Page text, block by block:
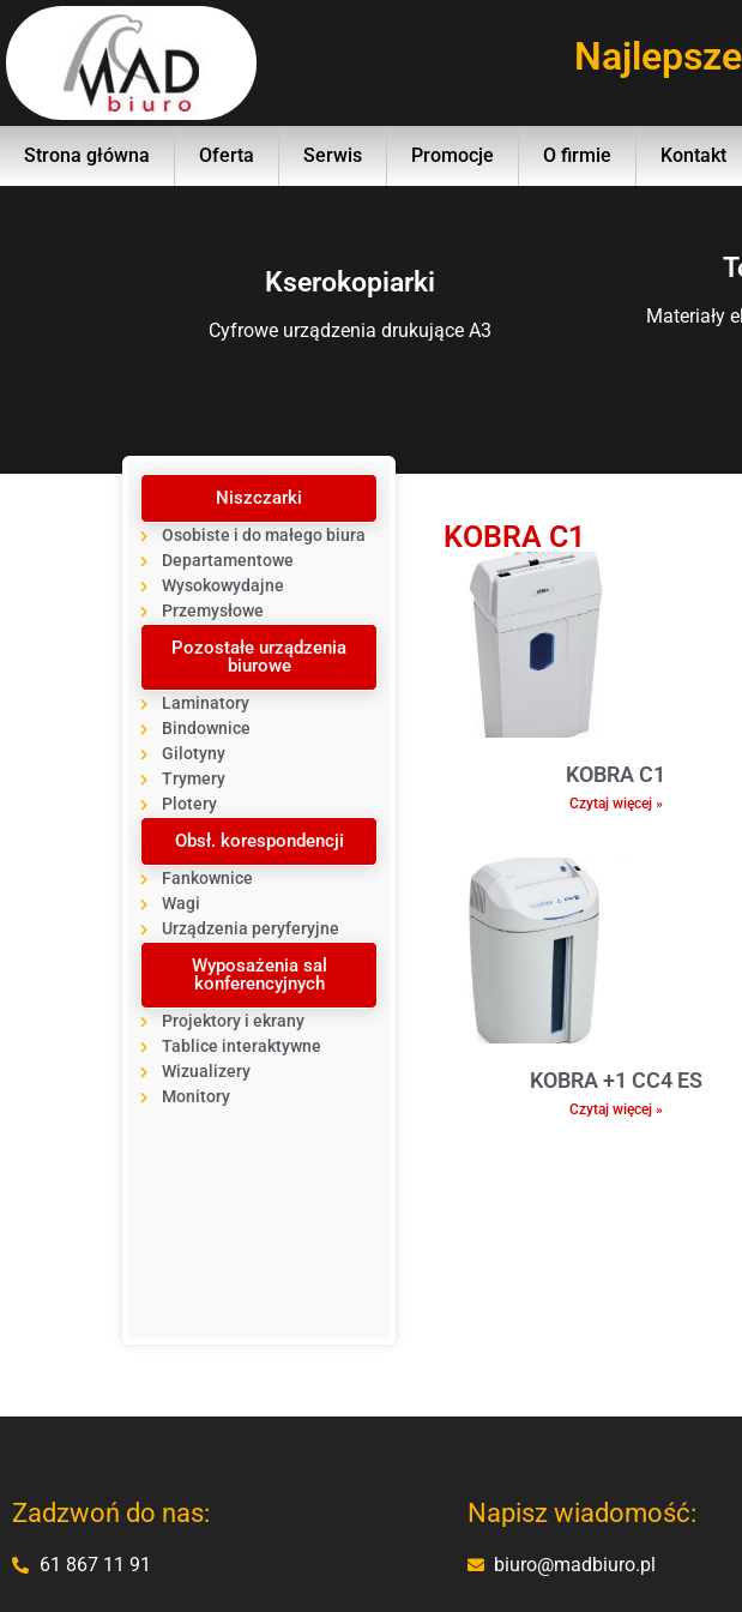
Najlepsze
Strona główna Oferta Serwis Promocje O firmie Kontakt
Kserokopiarki
Cyfrowe urządzenia drukujące A3
Materiały
Niszczarki
Osobiste i do małego biura
Departamentowe
Wysokowydajne
Przemysłowe
Pozostałe urządzenia
biurowe
Laminatory
Bindownice
Gilotyny
Trymery
Plotery
Obsł. korespondencji
Fankownice
Wagi
Urządzenia peryferyjne
Wyposażenia sal
konferencyjnych
Projektory i ekrany
Tablice interaktywne
Wizualizery
Monitory
KOBRA C1
KOBRA C1
Czytaj więcej »
KOBRA +1 CC4 ES
Czytaj więcej »
Zadzwoń do nas:
61 867 11 91
Napisz wiadomość:
biuro@madbiuro.pl